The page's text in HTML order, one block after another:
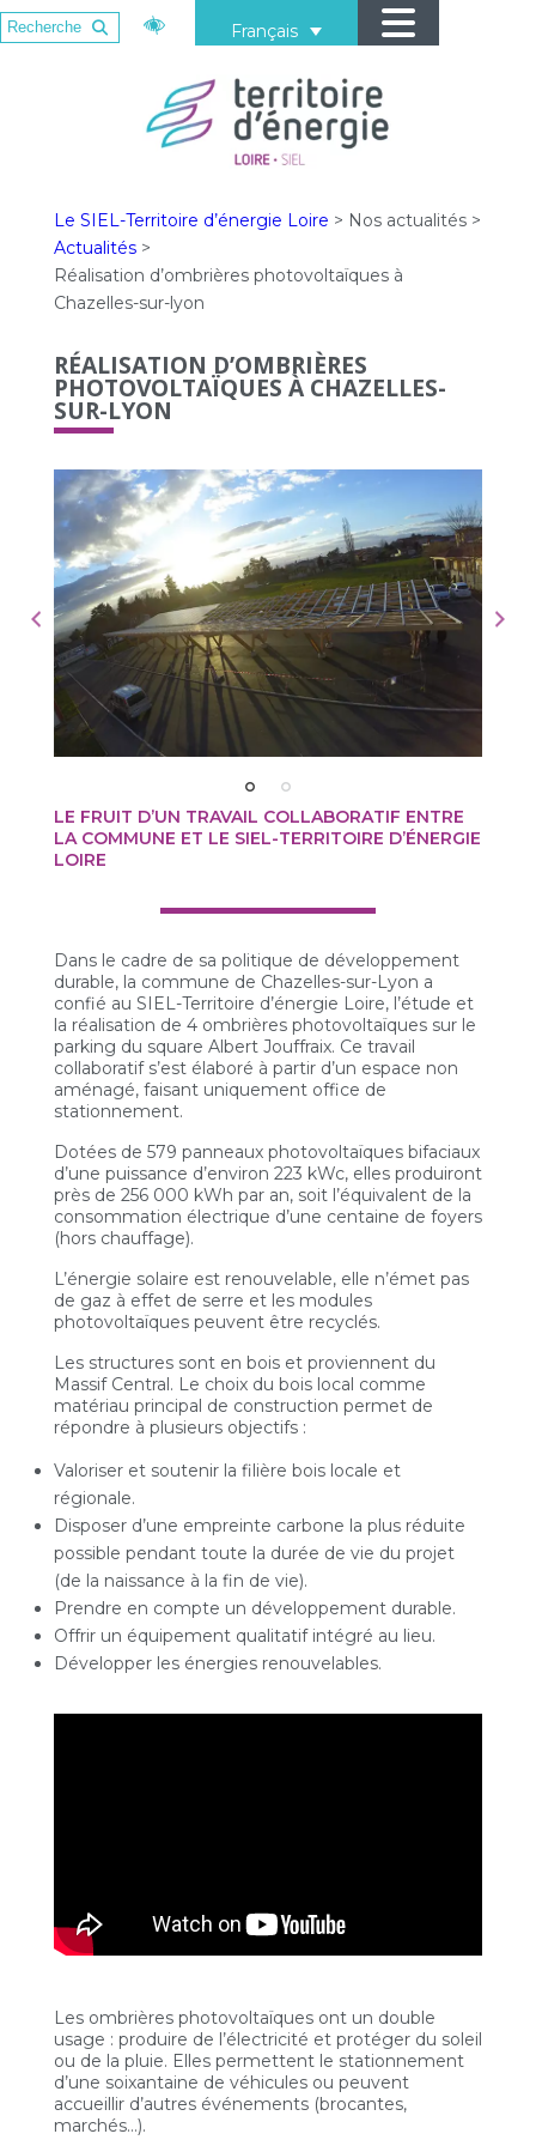
Français
Le SIEL-Territoire d’énergie Loire > Nos actualités>
Actualités >
Réalisation d’ombrières photovoltaïques à
Chazelles-sur-lyon
RÉALISATION D’OMBRIÈRES
PHOTOVOLTAÏQUES À CHAZELLES-
SUR-LYON
LE FRUIT D’UN TRAVAIL COLLABORATIF ENTRE
LA COMMUNE ET LE SIEL-TERRITOIRE D’ÉNERGIE
LOIRE
Dans le cadre de sa politique de développement
durable, la commune de Chazelles-sur-Lyon a
confié au SIEL-Territoire d’énergie Loire, l’étude et
la réalisation de 4 ombrières photovoltaïques sur le
parking du square Albert Jouffraix. Ce travail
collaboratif s’est élaboré à partir d’un espace non
aménagé, faisant uniquement office de
stationnement.
Dotées de 579 panneaux photovoltaïques bifaciaux
d’une puissance d’environ 223 kWc, elles produiront
près de 256 000 kWh par an, soit l’équivalent de la
consommation électrique d’une centaine de foyers
(hors chauffage).
L’énergie solaire est renouvelable, elle n’émet pas
de gaz à effet de serre et les modules
photovoltaïques peuvent être recyclés.
Les structures sont en bois et proviennent du
Massif Central. Le choix du bois local comme
matériau principal de construction permet de
répondre à plusieurs objectifs :
Valoriser et soutenir la filière bois locale et
régionale.
Disposer d’une empreinte carbone la plus réduite
possible pendant toute la durée de vie du projet
(de la naissance à la fin de vie).
Prendre en compte un développement durable.
Offrir un équipement qualitatif intégré au lieu.
Développer les énergies renouvelables.
Les ombrières photovoltaïques ont un double
usage : produire de l’électricité et protéger du soleil
ou de la pluie. Elles permettent le stationnement
d’une soixantaine de véhicules ou peuvent
accueillir d’autres événements (brocantes,
marchés…).